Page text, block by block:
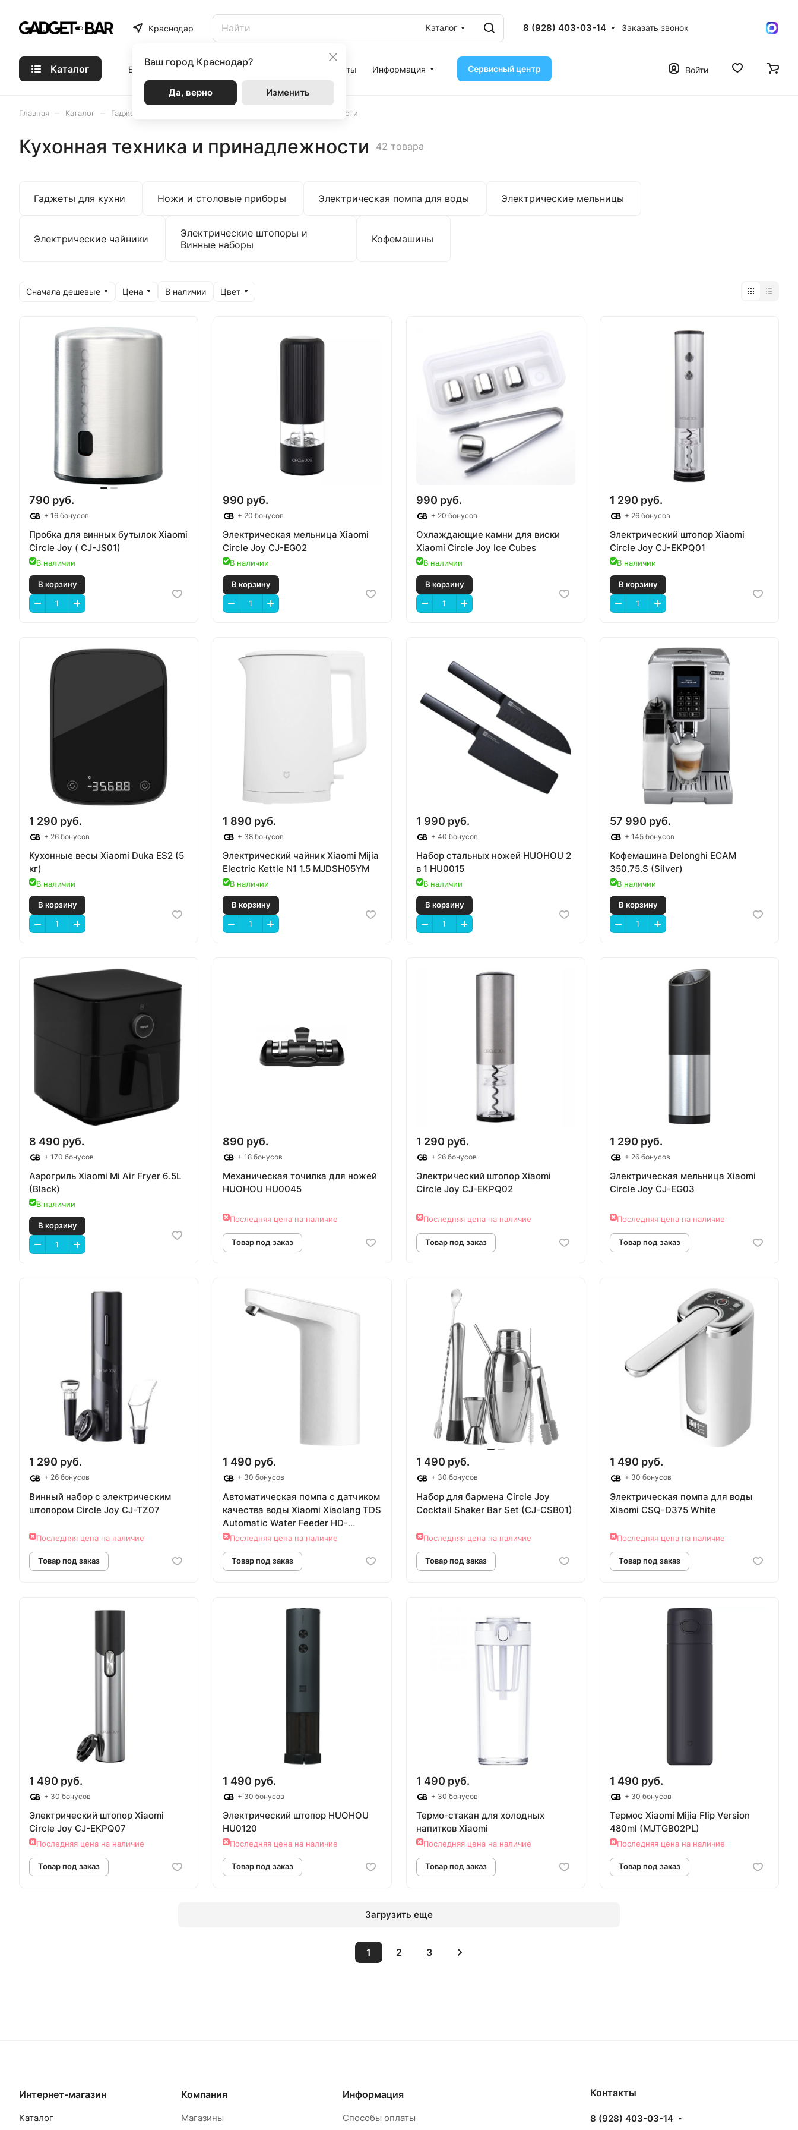
Краснодар
Ваш город Краснодар?
Да, верно Изменить
Каталог 8 (928) 403-03-14 Заказать звонок
Каталог Бренды Статьи Акции Контакты Информация Сервисный центр Войти
Главная Каталог Гаджеты Кухонная техника и принадлежности
Кухонная техника и принадлежности 42 товара
Гаджеты для кухни Ножи и столовые приборы Электрическая помпа для воды Электрические мельницы
Электрические чайники
Электрические штопоры и
Винные наборы
Кофемашины
Сначала дешевые Цена В наличии Цвет
790 руб.
+ 16 бонусов
Пробка для винных бутылок Xiaomi
Circle Joy ( CJ-JS01)
В наличии
В корзину
990 руб.
+ 20 бонусов
Электрическая мельница Xiaomi
Circle Joy CJ-EG02
В наличии
990 руб.
+ 20 бонусов
Охлаждающие камни для виски
Xiaomi Circle Joy Ice Cubes
В наличии
1 290 руб.
+ 26 бонусов
Электрический штопор Xiaomi
Circle Joy CJ-EKPQ01
В наличии
В корзину
1 290 руб.
+ 26 бонусов
Кухонные весы Xiaomi Duka ES2 (5
кг)
В наличии
1 890 руб.
+ 38 бонусов
Электрический чайник Xiaomi Mijia
Electric Kettle N1 1.5 MJDSH05YM
В наличии
1 990 руб.
+ 40 бонусов
Набор стальных ножей HUOHOU 2
в 1 HU0015
В наличии
57 990 руб.
+ 145 бонусов
Кофемашина Delonghi ECAM
350.75.S (Silver)
В наличии
8 490 руб.
+ 170 бонусов
Аэрогриль Xiaomi Mi Air Fryer 6.5L
(Black)
В наличии
890 руб.
+ 18 бонусов
Механическая точилка для ножей
HUOHOU HU0045
Последняя цена на наличие
1 290 руб.
+ 26 бонусов
Электрический штопор Xiaomi
Circle Joy CJ-EKPQ02
Последняя цена на наличие
Товар под заказ
1 290 руб.
+ 26 бонусов
Электрическая мельница Xiaomi
Circle Joy CJ-EG03
Последняя цена на наличие
1 290 руб.
+ 26 бонусов
Винный набор с электрическим
штопором Circle Joy CJ-TZ07
Последняя цена на наличие
Товар под заказ
1 490 руб.
+ 30 бонусов
Автоматическая помпа с датчиком
качества воды Xiaomi Xiaolang TDS
Automatic Water Feeder HD-
ZDCSJ02
Последняя цена на наличие
1 490 руб.
+ 30 бонусов
Набор для бармена Circle Joy
Cocktail Shaker Bar Set (CJ-CSB01)
Последняя цена на наличие
1 490 руб.
+ 30 бонусов
Электрическая помпа для воды
Xiaomi CSQ-D375 White
Последняя цена на наличие
1 490 руб.
+ 30 бонусов
Электрический штопор Xiaomi
Circle Joy CJ-EKPQ07
Последняя цена на наличие
1 490 руб.
+ 30 бонусов
Электрический штопор HUOHOU
HU0120
Последняя цена на наличие
1 490 руб.
+ 30 бонусов
Термо-стакан для холодных
напитков Xiaomi
Последняя цена на наличие
1 490 руб.
+ 30 бонусов
Термос Xiaomi Mijia Flip Version
480ml (MJTGB02PL)
Последняя цена на наличие
Загрузить еще
1 2 3
Интернет-магазин
Каталог
Компания
Магазины
Информация
Способы оплаты
Контакты
8 (928) 403-03-14